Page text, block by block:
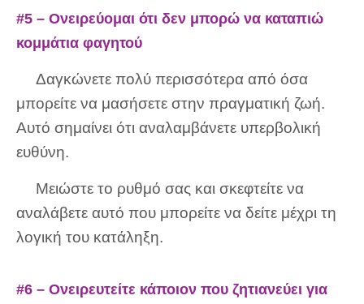
#5 – Ονειρεύομαι ότι δεν μπορώ να καταπιώ
κομμάτια φαγητού
Δαγκώνετε πολύ περισσότερα από όσα
μπορείτε να μασήσετε στην πραγματική ζωή.
Αυτό σημαίνει ότι αναλαμβάνετε υπερβολική
ευθύνη.
Μειώστε το ρυθμό σας και σκεφτείτε να
αναλάβετε αυτό που μπορείτε να δείτε μέχρι τη
λογική του κατάληξη.
#6 – Ονειρευτείτε κάποιον που ζητιανεύει για